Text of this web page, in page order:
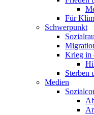
Für
Schwerpunkt
Krieg in
Sterben
Medien